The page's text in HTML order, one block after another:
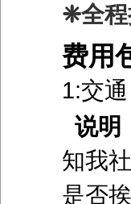
❈全程
费用
1:交
说明
知我
是否